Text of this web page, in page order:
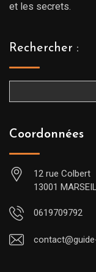
et les secrets.
Rechercher :
Coordonnées
12 rue Colbert
13001
0619709792